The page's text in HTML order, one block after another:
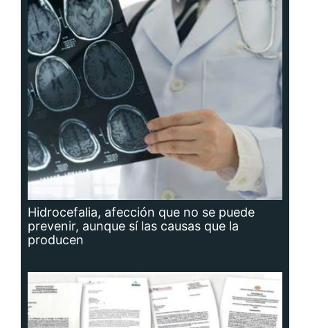
Hidrocefalia, afección que no se puede
prevenir, aunque sí las causas que la
producen